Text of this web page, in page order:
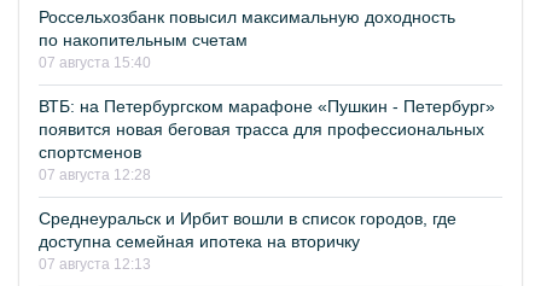
Россельхозбанк повысил максимальную доходность
по накопительным счетам
07 августа 15:40
ВТБ: на Петербургском марафоне «Пушкин - Петербург»
появится новая беговая трасса для профессиональных
спортсменов
07 августа 12:28
Среднеуральск и Ирбит вошли в список городов, где
доступна семейная ипотека на вторичку
07 августа 12:13